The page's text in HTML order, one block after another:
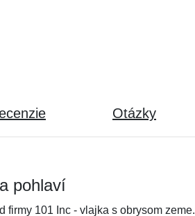
Otázky
pohlaví
firmy 101 Inc - vlajka s obrysom zeme.